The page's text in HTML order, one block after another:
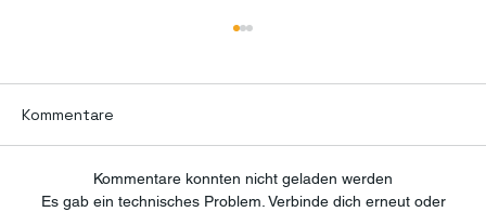
Kommentare
Kommentare konnten nicht geladen werden
Es gab ein technisches Problem. Verbinde dich erneut oder